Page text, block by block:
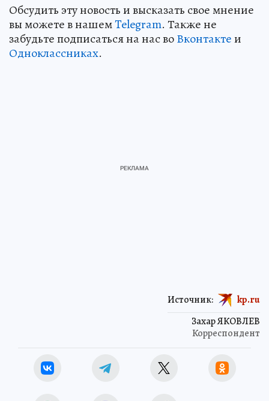
Обсудить эту новость и высказать свое мнение
вы можете в нашемTelegram. Также не
забудьте подписаться на нас воВконтактеи
Одноклассниках.
Захар ЯКОВЛЕВ
Корреспондент
Источник: kp.ru